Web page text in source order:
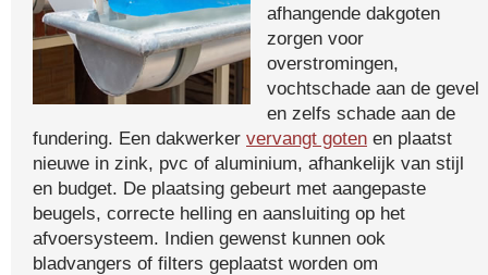
afhangende dakgoten
zorgen voor
overstromingen,
vochtschade aan de gevel
en zelfs schade aan de
fundering. Een dakwerker vervangt goten en plaatst
nieuwe in zink, pvc of aluminium, afhankelijk van stijl
en budget. De plaatsing gebeurt met aangepaste
beugels, correcte helling en aansluiting op het
afvoersysteem. Indien gewenst kunnen ook
bladvangers of filters geplaatst worden om